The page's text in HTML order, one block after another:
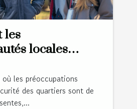
les
locales
pour
la sécurité
les préoccupations
des quartiers sont de